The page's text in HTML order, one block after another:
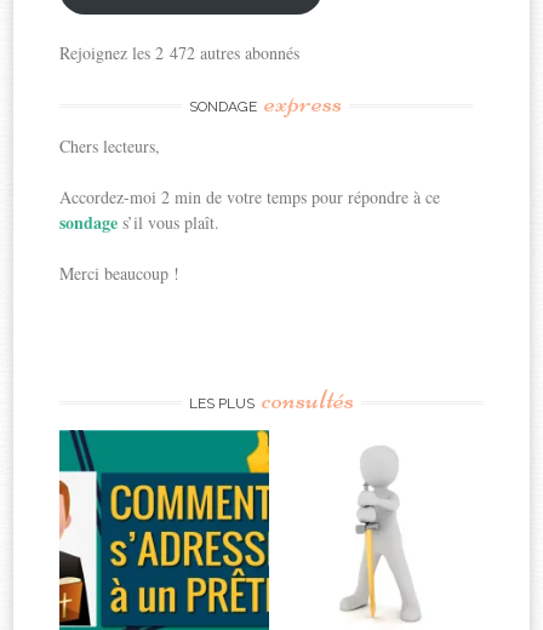
Rejoignez les 2 472 autres abonnés
SONDAGE express
Chers lecteurs,
Accordez-moi 2 min de votre temps pour répondre à ce
sondages’il vous plaît.
Merci beaucoup !
LES PLUS consultés